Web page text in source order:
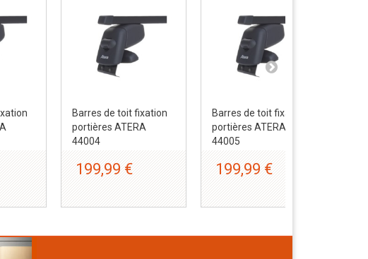
Barres de toit fixation
portières ATERA
44004
199,99 €
Barres de toit fixation
portières ATERA
44005
199,99 €